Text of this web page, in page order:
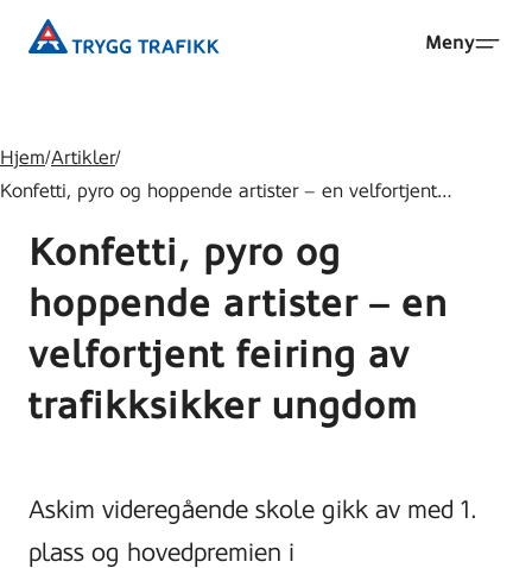
Trygg
Meny
Hjem/Artikler/
Konfetti, pyro og hoppende artister – en velfortjent…
Konfetti, pyro og
hoppende artister – en
velfortjent feiring av
trafikksikker ungdom
Askim videregående skole gikk av med 1.
plass og hovedpremien i